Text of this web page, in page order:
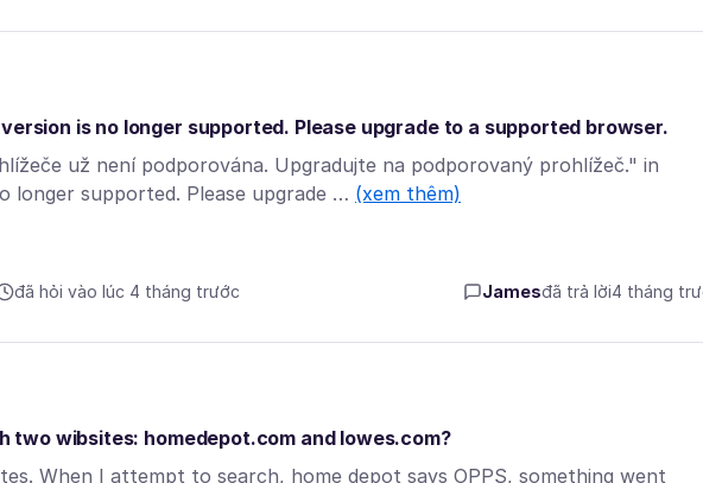
is no longer supported. Please upgrade to a supported browser.
už není podporována. Upgradujte na podporovaný prohlížeč." in
longer supported. Please upgrade … (xem thêm)
đã hỏi vào lúc 4 tháng trước Jamesđã trả lời4 tháng
two wibsites: homedepot.com and lowes.com?
When I attempt to search, home depot says OPPS, something went